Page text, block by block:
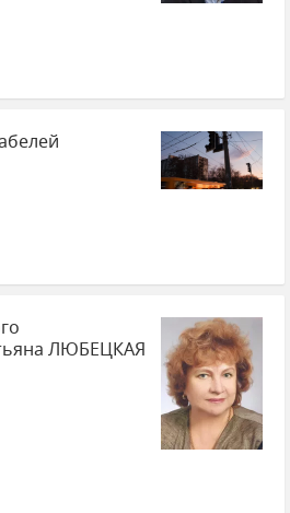
ЛЮБЕЦКАЯ